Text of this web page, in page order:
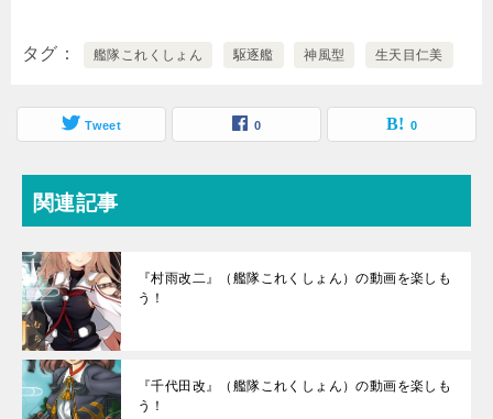
タグ 艦隊これくしょん 駆逐艦 神風型 生天目仁美
Tweet 0 0
関連記事
『村雨改二』（艦隊これくしょん）の動画を楽しも
う！
『千代田改』（艦隊これくしょん）の動画を楽しも
う！